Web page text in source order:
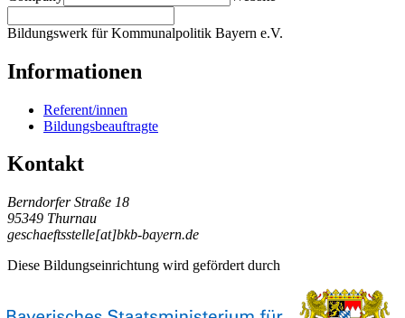
Bildungswerk für Kommunalpolitik Bayern e.V.
Informationen
Referent/innen
Bildungsbeauftragte
Kontakt
Berndorfer Straße 18
95349 Thurnau
geschaeftsstelle[at]bkb-bayern.de
Diese Bildungseinrichtung wird gefördert durch